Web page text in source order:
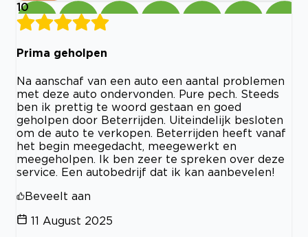
10
Prima geholpen
Na aanschaf van een auto een aantal problemen
met deze auto ondervonden. Pure pech. Steeds
ben ik prettig te woord gestaan en goed
geholpen door Beterrijden. Uiteindelijk besloten
om de auto te verkopen. Beterrijden heeft vanaf
het begin meegedacht, meegewerkt en
meegeholpen. Ik ben zeer te spreken over deze
service. Een autobedrijf dat ik kan aanbevelen!
Beveelt aan
11 August 2025